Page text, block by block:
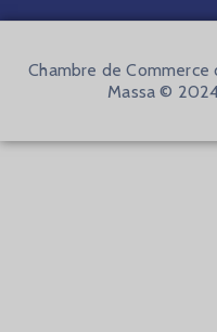
Chambre de Commerce
Massa ©